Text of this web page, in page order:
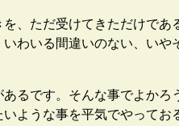
、ただ受けてきただけであ
わいる間違いのない、い
るです。そんな事でよかろ
ような事を平気でやって